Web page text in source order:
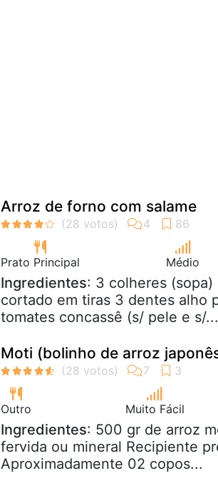
Arroz de forno com salame
Prato Principal Médio
Ingredientes: 3 colheres
cortado em tiras 3 dentes alho
tomates concassê (s/ pele e s/...
Moti (bolinho de arroz
Outro Muito Fácil
Ingredientes: 500 gr de arroz
fervida ou mineral Recipiente
Aproximadamente 02 copos...